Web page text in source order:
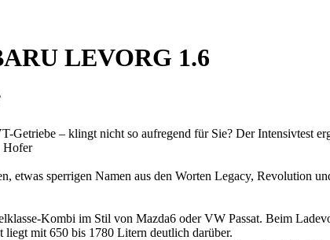
LEVORG 1.6
– klingt nicht so aufregend für Sie? Der Intensivtest
Hofer
etwas sperrigen Namen aus den Worten Legacy, Revolution
Kombi im Stil von Mazda6 oder VW Passat. Beim
mit 650 bis 1780 Litern deutlich darüber.